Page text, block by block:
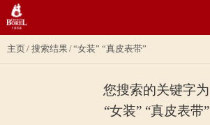
主页 搜索结果 “女装” “真皮表带”
您搜索的关键字为
“女装” “真皮表带”